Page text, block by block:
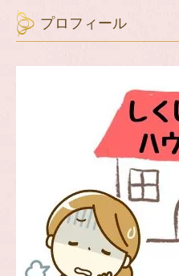
プロフィール